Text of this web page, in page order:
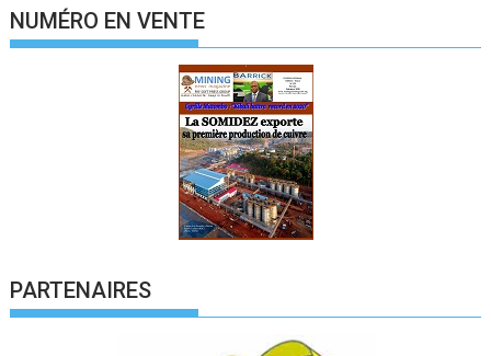
NUMÉRO EN VENTE
PARTENAIRES